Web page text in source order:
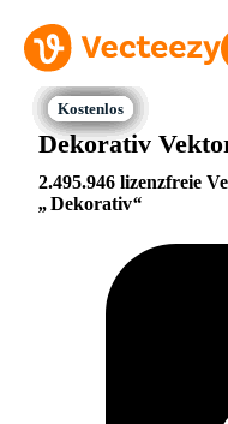
Dekorativ
2.495.946 lizenzfreie
Dekorativ